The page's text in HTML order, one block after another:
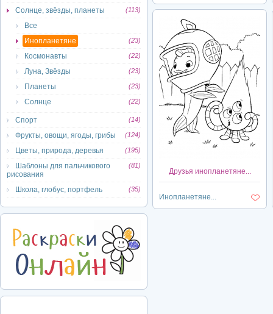
Солнце, звёзды, планеты (113)
Все
Инопланетяне
(23)
Космонавты (22)
Луна, Звёзды (23)
Планеты (23)
Солнце (22)
Спорт (14)
Фрукты, овощи, ягоды, грибы (124)
Цветы, природа, деревья (195)
Шаблоны для пальчикового
рисования
(81)
Школа, глобус, портфель (35)
Друзья инопланетяне...
Инопланетяне...